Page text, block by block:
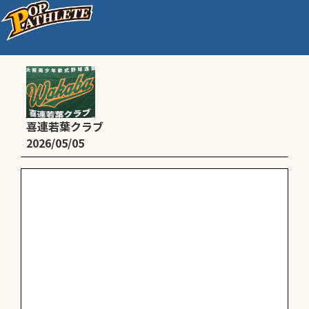
お休み
喜連若葉クラブ
2026/05/05